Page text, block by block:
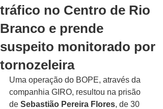
tráfico no Centro de Rio
Branco e prende
suspeito monitorado por
tornozeleira
Uma operação do BOPE, através da
companhia GIRO, resultou na prisão
de Sebastião Pereira Flores, de 30